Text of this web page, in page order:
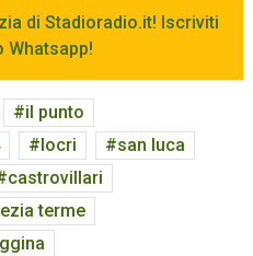
di Stadioradio.it! Iscriviti
Whatsapp!
il punto
locri
san luca
castrovillari
terme